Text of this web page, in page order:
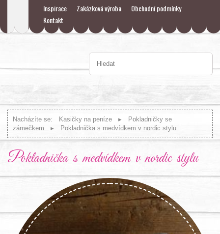
Inspirace Zakázková výroba
Obchodní podmínky
Kontakt
Nacházíte se: Kasičky na peníze
Pokladničky se
zámečkem
Pokladnička s medvídkem v nordic stylu
Pokladnička s medvídkem v nordic stylu